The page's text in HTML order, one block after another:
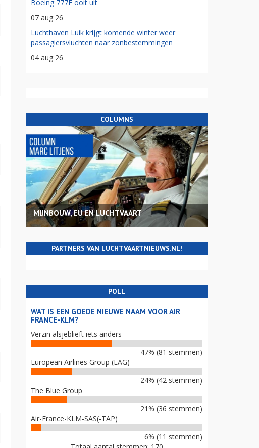
Boeing 777F ooit uit
07 aug 26
Luchthaven Luik krijgt komende winter weer
passagiersvluchten naar zonbestemmingen
04 aug 26
COLUMNS
MIJNBOUW, EU EN LUCHTVAART
PARTNERS VAN LUCHTVAARTNIEUWS.NL!
POLL
WAT IS EEN GOEDE NIEUWE NAAM VOOR AIR
FRANCE-KLM?
Verzin alsjeblieft iets anders
47% (81 stemmen)
European Airlines Group (EAG)
24% (42 stemmen)
The Blue Group
21% (36 stemmen)
Air-France-KLM-SAS(-TAP)
6% (11 stemmen)